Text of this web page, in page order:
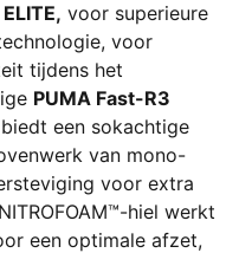
voor superieure
voor
tijdens het
PUMA Fast-R3
een sokachtige
van mono-
voor extra
hiel werkt
een optimale afzet,